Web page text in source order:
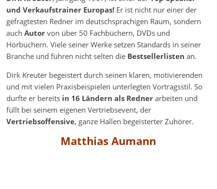
und Verkaufstrainer Europas! Er ist nicht nur einer der
gefragtesten Redner im deutschsprachigen Raum, sondern
auch Autor von über 50 Fachbüchern, DVDs und
Hörbüchern. Viele seiner Werke setzen Standards in seiner
Branche und führen nicht selten die Bestsellerlisten an.
Dirk Kreuter begeistert durch seinen klaren, motivierenden
und mit vielen Praxisbeispielen unterlegten Vortragsstil. So
durfte er bereits in 16 Ländern als Redner arbeiten und
füllt bei seinem eigenen Vertriebsevent, der
Vertriebsoffensive, ganze Hallen begeisterter Zuhörer.
Matthias Aumann